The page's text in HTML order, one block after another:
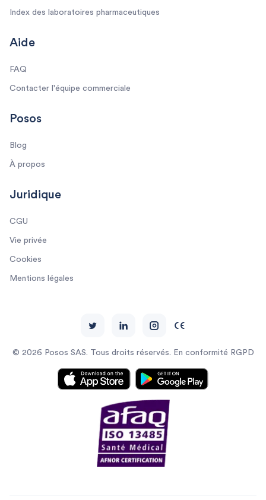
© 2026 Posos SAS. Tous droits réservés. En conformité RGPD
Index des laboratoires pharmaceutiques
Aide
FAQ
Contacter l'équipe commerciale
Posos
Blog
À propos
Juridique
CGU
Vie privée
Cookies
Mentions légales